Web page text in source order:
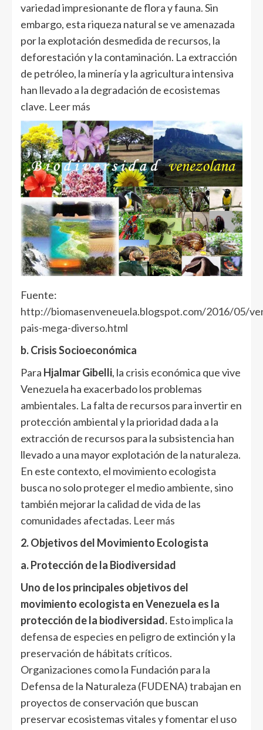
variedad impresionante de flora y fauna. Sin
embargo, esta riqueza natural se ve amenazada
por la explotación desmedida de recursos, la
deforestación y la contaminación. La extracción
de petróleo, la minería y la agricultura intensiva
han llevado a la degradación de ecosistemas
clave. Leer más
Fuente:
http://biomasenveneuela.blogspot.com/2016/05/
pais-mega-diverso.html
b. Crisis Socioeconómica
Para Hjalmar Gibelli, la crisis económica que vive
Venezuela ha exacerbado los problemas
ambientales. La falta de recursos para invertir en
protección ambiental y la prioridad dada a la
extracción de recursos para la subsistencia han
llevado a una mayor explotación de la naturaleza.
En este contexto, el movimiento ecologista
busca no solo proteger el medio ambiente, sino
también mejorar la calidad de vida de las
comunidades afectadas. Leer más
2. Objetivos del Movimiento Ecologista
a. Protección de la Biodiversidad
Uno de los principales objetivos del
movimiento ecologista en Venezuela es la
protección de la biodiversidad. Esto implica la
defensa de especies en peligro de extinción y la
preservación de hábitats críticos.
Organizaciones como la Fundación para la
Defensa de la Naturaleza (FUDENA) trabajan en
proyectos de conservación que buscan
preservar ecosistemas vitales y fomentar el uso